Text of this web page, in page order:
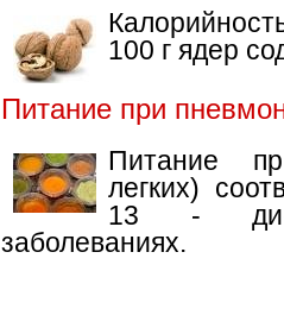
100 г ядер
Питание при
Питание
легких)
13 -
заболеваниях.